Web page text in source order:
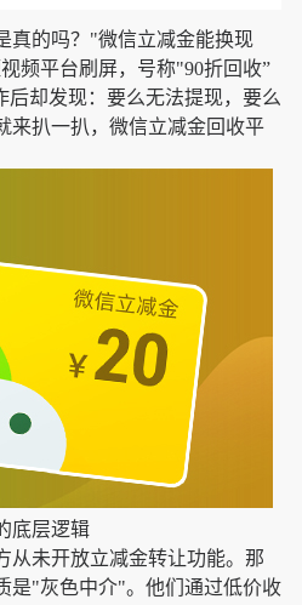
的吗？"微信立减金能换现
频平台刷屏，号称"90折回收”
后却发现：要么无法提现，要么
来扒一扒，微信立减金回收平
层逻辑
未开放立减金转让功能。那
是"灰色中介"。他们通过低价收